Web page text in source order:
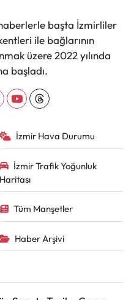
başta İzmirliler
ile bağlarının
üzere 2022 yılında
başladı.
İzmir Hava Durumu
İzmir Trafik Yoğunluk
Haritası
Tüm Manşetler
Haber Arşivi